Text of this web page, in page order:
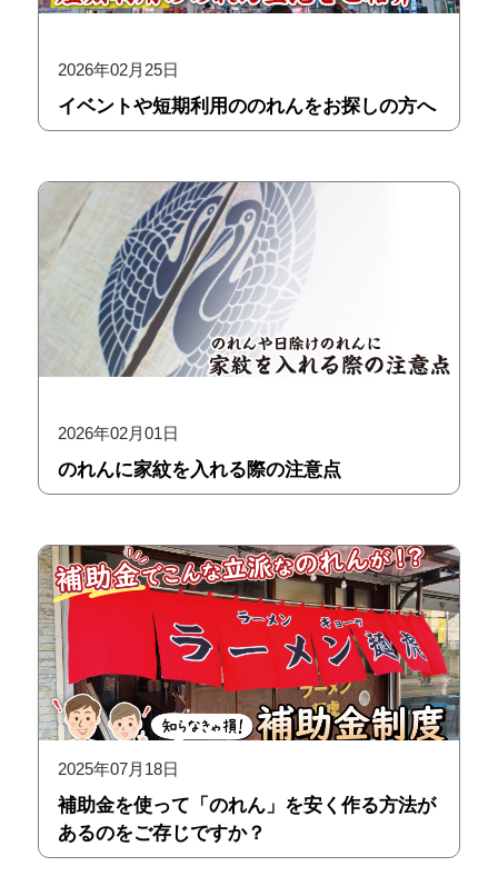
2026年02月25日
イベントや短期利用ののれんをお探しの方へ
2026年02月01日
のれんに家紋を入れる際の注意点
2025年07月18日
補助金を使って「のれん」を安く作る方法が
あるのをご存じですか？